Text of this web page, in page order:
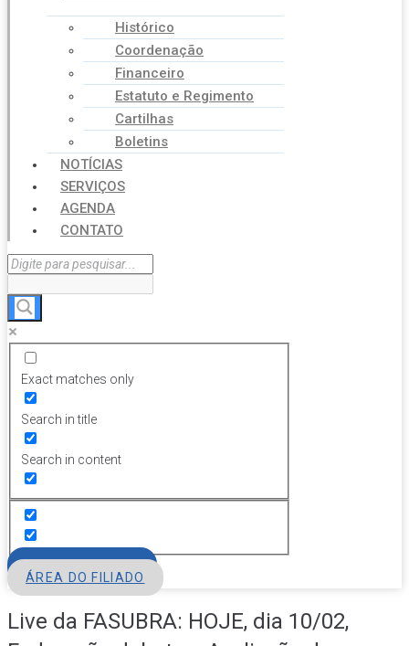
Histórico
Coordenação
Financeiro
Estatuto e Regimento
Cartilhas
Boletins
NOTÍCIAS
SERVIÇOS
AGENDA
CONTATO
Exact matches only
Search in title
Search in content
ÁREA DO FILIADO
Live da FASUBRA: HOJE, dia 10/02,